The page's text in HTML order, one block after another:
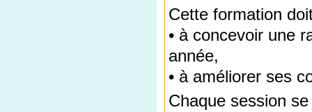
Cette formation
• à concevoir une
année,
• à améliorer ses
Chaque session